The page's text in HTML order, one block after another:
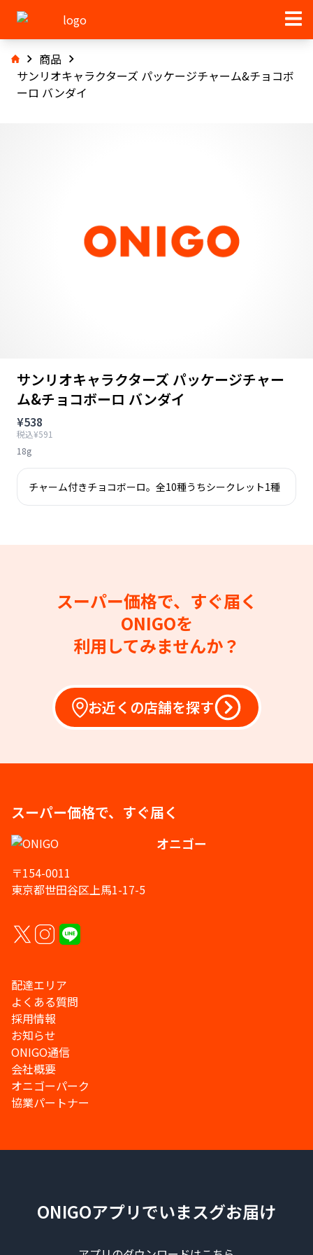
商品
サンリオキャラクターズ パッケージチャーム&チョコボ
ーロ バンダイ
サンリオキャラクターズ パッケージチャー
ム&チョコボーロ バンダイ
¥538
税込¥591
18g
チャーム付きチョコボーロ。全10種うちシークレット1種
スーパー価格で、すぐ届く
ONIGOを
利用してみませんか？
お近くの店舗を探す
スーパー価格で、すぐ届く
オニゴー
〒154-0011
東京都世田谷区上馬1-17-5
配達エリア
よくある質問
採用情報
お知らせ
ONIGO通信
会社概要
オニゴーパーク
協業パートナー
ONIGOアプリでいまスグお届け